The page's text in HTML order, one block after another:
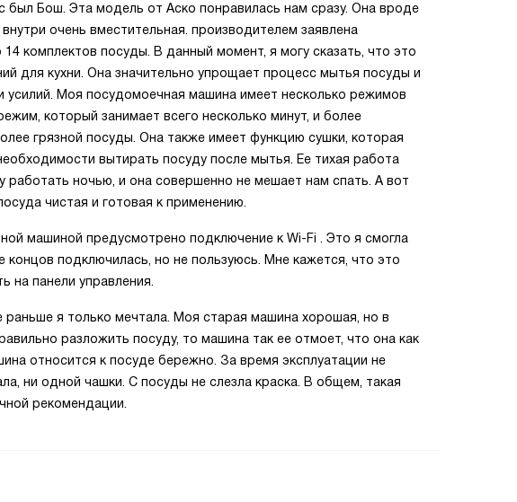
был Бош. Эта модель от Аско понравилась нам сразу. Она вроде
очень вместительная. производителем заявлена
14 комплектов посуды. В данный момент, я могу сказать, что это
для кухни. Она значительно упрощает процесс мытья посуды и
усилий. Моя посудомоечная машина имеет несколько режимов
который занимает всего несколько минут, и более
грязной посуды. Она также имеет функцию сушки, которая
вытирать посуду после мытья. Ее тихая работа
работать ночью, и она совершенно не мешает нам спать. А вот
чистая и готовая к применению.
машиной предусмотрено подключение к Wi-Fi . Это я смогла
концов подключилась, но не пользуюсь. Мне кажется, что это
на панели управления.
я только мечтала. Моя старая машина хорошая, но в
разложить посуду, то машина так ее отмоет, что она как
относится к посуде бережно. За время эксплуатации не
ни одной чашки. С посуды не слезла краска. В общем, такая
рекомендации.